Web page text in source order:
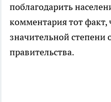
поблагодарить
комментария тот факт,
значительной степени
правительства.